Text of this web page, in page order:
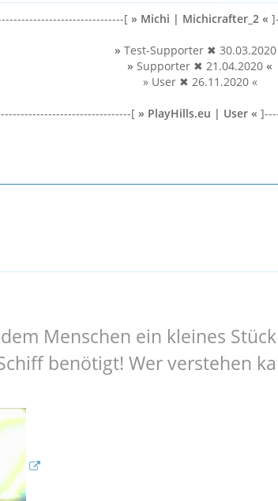
[ » Michi | Michicrafter_2 «
» Test-Supporter ✖
» Supporter ✖ 21.04.2020 «
» User ✖ 26.11.2020 «
[ » PlayHills.eu | User «
Menschen ein kleines
benötigt! Wer verstehen